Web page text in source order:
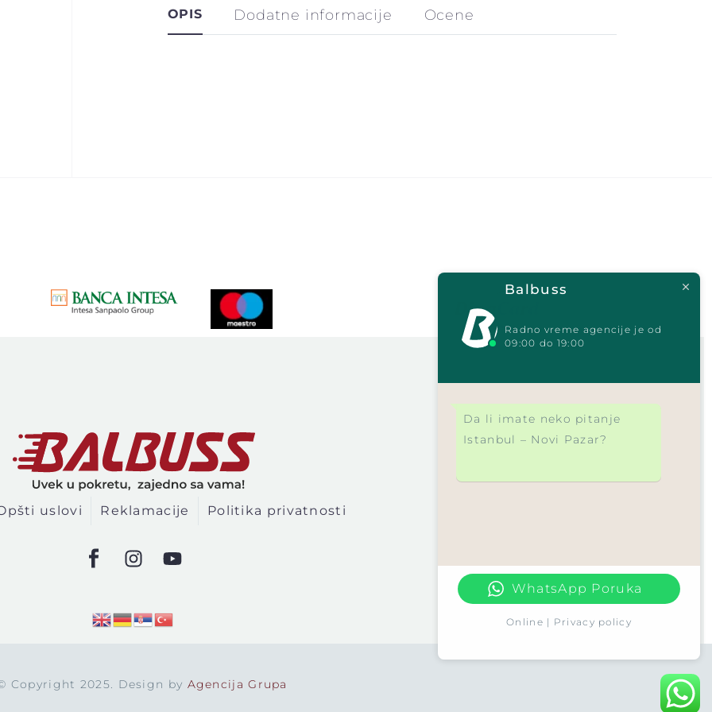
OPIS Dodatne informacije Ocene
uslovi Reklamacije Politika privatnosti
Copyright 2025. Design by Agencija Grupa
Balbuss
Radno vreme agencije je od
09:00 do 19:00
Da li imate neko pitanje
Istanbul – Novi Pazar?
WhatsApp Poruka
Online | Privacy policy